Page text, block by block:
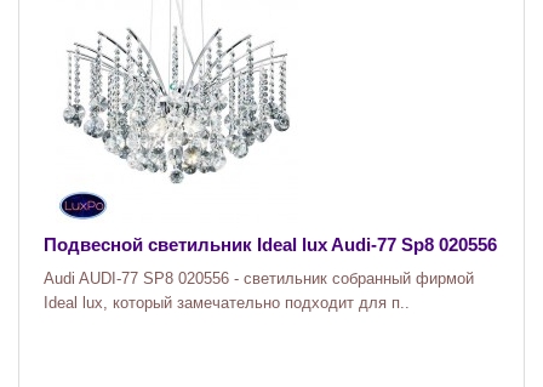
Подвесной светильник Ideal lux Audi-77 Sp8 020556
Audi AUDI-77 SP8 020556 - светильник собранный фирмой
Ideal lux, который замечательно подходит для п..